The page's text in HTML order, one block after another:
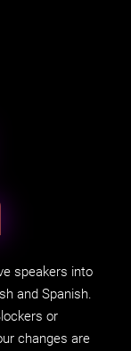
speakers into
and Spanish.
or
changes are